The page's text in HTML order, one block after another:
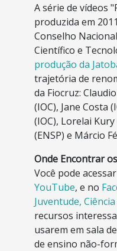
A série de vídeos
produzida em
Conselho
Científico e
produção da
trajetória de
da Fiocruz:
(IOC), Jane Costa
(IOC), Lorelai Kury
(ENSP) e Márcio
Onde Encontrar
Você pode
YouTube, e no
Juventude,
recursos
usarem em sala
de ensino não-